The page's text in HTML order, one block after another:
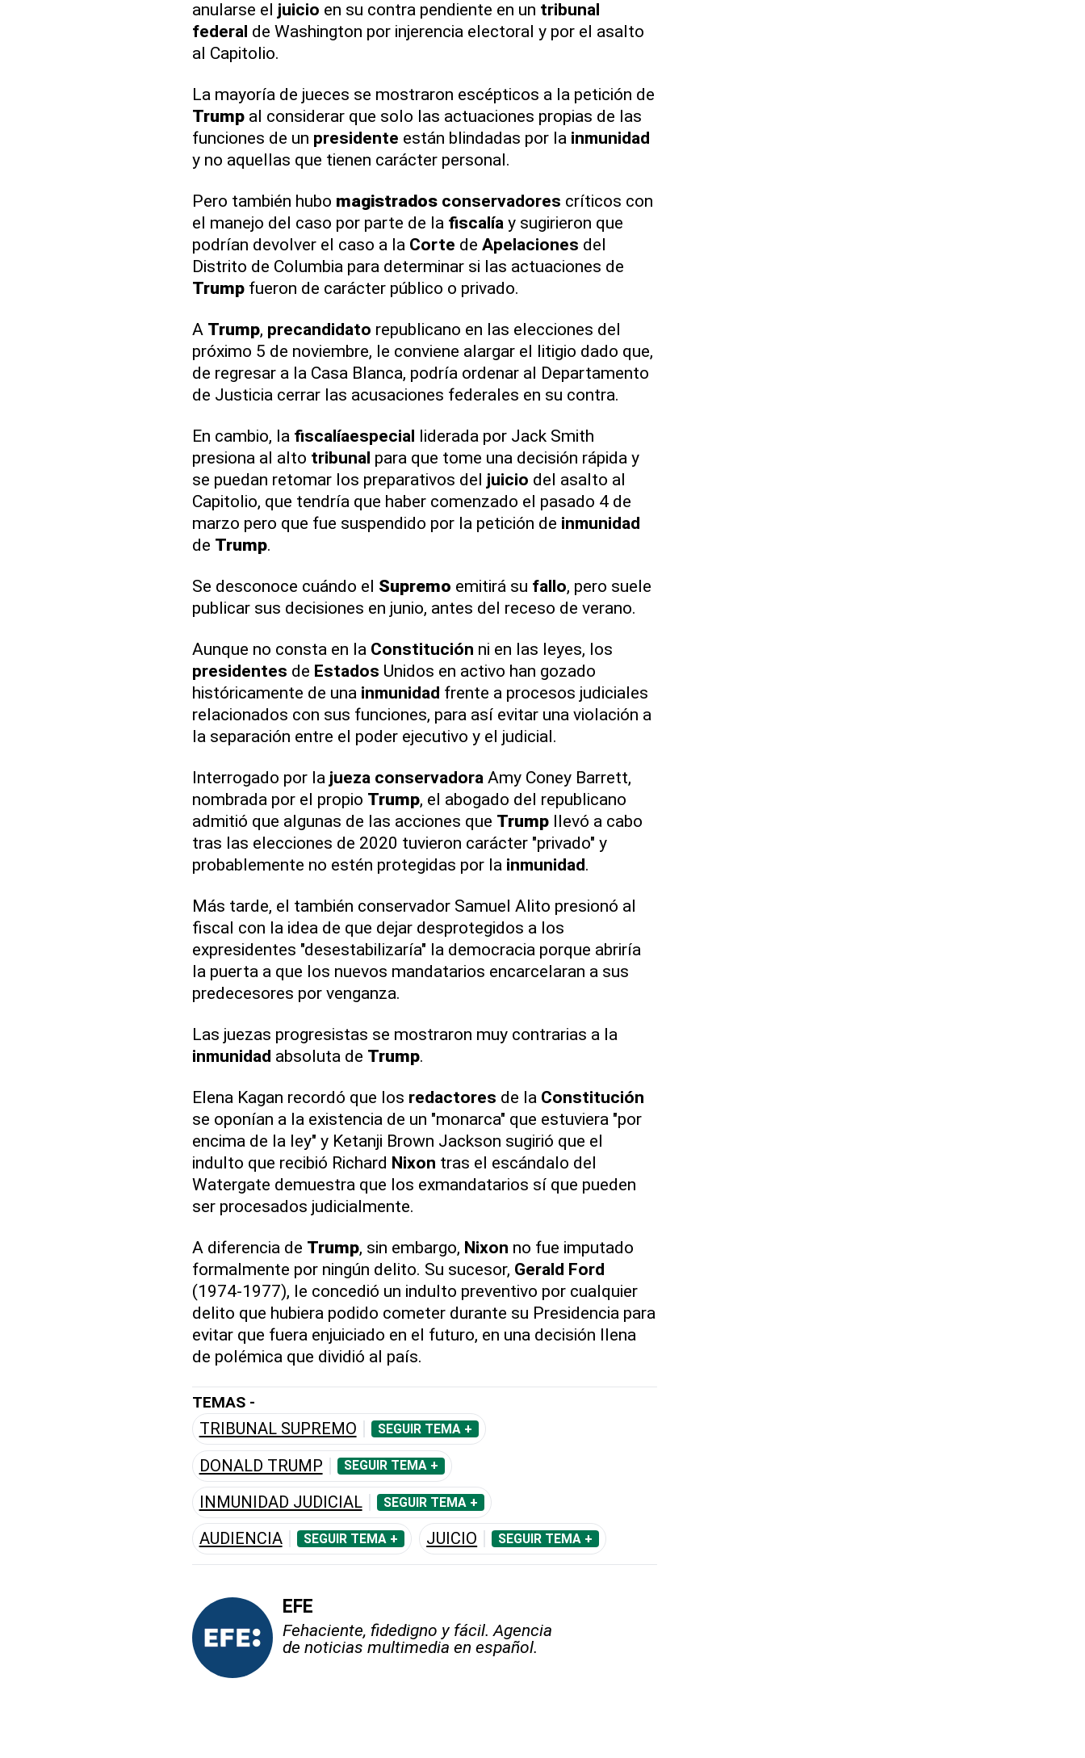
anularse el juicio en su contra pendiente en un tribunal
federal de Washington por injerencia electoral y por el asalto
al Capitolio.
La mayoría de jueces se mostraron escépticos a la petición de
Trumpal considerar que solo las actuaciones propias de las
funciones de un presidente están blindadas por la inmunidad
y no aquellas que tienen carácter personal.
Pero también hubo magistrados conservadores críticos con
el manejo del caso por parte de la fiscalíay sugirieron que
podrían devolver el caso a la Corte de Apelaciones del
Distrito de Columbia para determinar si las actuaciones de
Trumpfueron de carácter público o privado.
A Trump, precandidato republicano en las elecciones del
próximo 5 de noviembre, le conviene alargar el litigio dado que,
de regresar a la Casa Blanca, podría ordenar al Departamento
de Justicia cerrar las acusaciones federales en su contra.
En cambio, la fiscalíaespecial liderada por Jack Smith
presiona al alto tribunal para que tome una decisión rápida y
se puedan retomar los preparativos del juicio del asalto al
Capitolio, que tendría que haber comenzado el pasado 4 de
marzo pero que fue suspendido por la petición de inmunidad
de Trump.
Se desconoce cuándo el Supremo emitirá su fallo, pero suele
publicar sus decisiones en junio, antes del receso de verano.
Aunque no consta en la Constitución ni en las leyes, los
presidentes de Estados Unidos en activo han gozado
históricamente de una inmunidad frente a procesos judiciales
relacionados con sus funciones, para así evitar una violación a
la separación entre el poder ejecutivo y el judicial.
Interrogado por la jueza conservadoraAmy Coney Barrett,
nombrada por el propio Trump, el abogado del republicano
admitió que algunas de las acciones que Trumpllevó a cabo
tras las elecciones de 2020 tuvieron carácter "privado" y
probablemente no estén protegidas por la inmunidad.
Más tarde, el también conservador Samuel Alito presionó al
fiscal con la idea de que dejar desprotegidos a los
expresidentes "desestabilizaría" la democracia porque abriría
la puerta a que los nuevos mandatarios encarcelaran a sus
predecesores por venganza.
Las juezas progresistas se mostraron muy contrarias a la
inmunidad absoluta de Trump.
Elena Kagan recordó que los redactores de la Constitución
se oponían a la existencia de un "monarca" que estuviera "por
encima de la ley" y Ketanji Brown Jackson sugirió que el
indulto que recibió Richard Nixon tras el escándalo del
Watergate demuestra que los exmandatarios sí que pueden
ser procesados judicialmente.
A diferencia de Trump, sin embargo, Nixon no fue imputado
formalmente por ningún delito. Su sucesor, Gerald Ford
(1974-1977), le concedió un indulto preventivo por cualquier
delito que hubiera podido cometer durante su Presidencia para
evitar que fuera enjuiciado en el futuro, en una decisión llena
de polémica que dividió al país.
TEMAS -
TRIBUNAL SUPREMO SEGUIR TEMA +
DONALD TRUMP SEGUIR TEMA +
INMUNIDAD JUDICIAL SEGUIR TEMA +
AUDIENCIA SEGUIR TEMA + JUICIO SEGUIR TEMA +
EFE
Fehaciente, fidedigno y fácil. Agencia
de noticias multimedia en español.